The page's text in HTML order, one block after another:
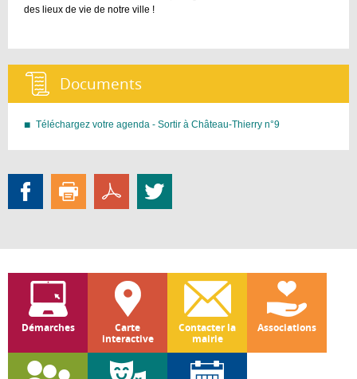
des lieux de vie de notre ville !
Documents :
Téléchargez votre agenda - Sortir à Château-Thierry n°9
Démarches
Carte
interactive
Contacter la
mairie
Associations